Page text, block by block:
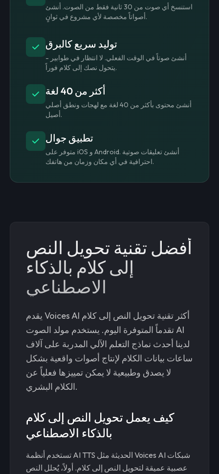
استنسخ أي صوت من 30 ثانية فقط من الصوت. أنشئ
أصواتاً مخصصة لأي مشروع في ثوانٍ.
توليد سريع كالبرق
أنشئ صوتاً في الوقت الفعلي. لا انتظار في طوابير -
يتحول نصك إلى كلام فوراً.
أكثر من 40 لغة
أنشئ محتوى بأكثر من 40 لغة مع لهجات ونطق أصلي
أصيل.
تطبيق جوال
متوفر على iOS و Android. أنشئ تعليقات صوتية
احترافية في أي مكان وزمان من هاتفك.
أفضل تقنية تحويل النص
إلى كلام بالذكاء
الاصطناعي
يقدم Voices AI أكثر تقنية تحويل النص إلى كلام
تقدماً المتوفرة اليوم. يستخدم مولد الصوت AI
لدينا أحدث نماذج التعلم الآلي المدربة على آلاف
ساعات بيانات الكلام لإنتاج أصوات واقعية بشكل
لا يصدق وطبيعية لا يمكن تمييزها فعلياً عن
الكلام البشري.
كيف يعمل تحويل النص إلى كلام
بالذكاء الاصطناعي
تستخدم أنظمة AI TTS الحديثة مثل Voices AI شبكات
عصبية عميقة لتحويل النص إلى كلام. أولاً، يُحلل النص